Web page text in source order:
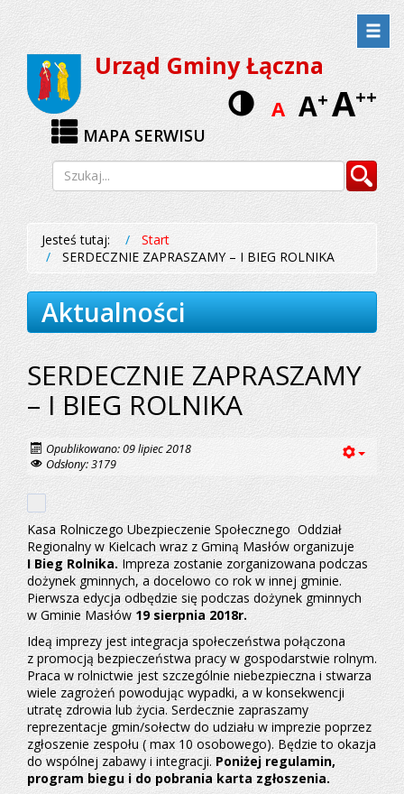
Przejdź
do
menu
Przejdź
do
treści
Urząd Gminy Łączna
A A+A++
Wersja
MAPA SERWISU
Wyszukiwarka Szukaj
Jesteś tutaj:
Start
SERDECZNIE ZAPRASZAMY – I BIEG ROLNIKA
Aktualności
SERDECZNIE ZAPRASZAMY
– I BIEG ROLNIKA
Opublikowano: 09 lipiec 2018
Odsłony: 3179
Kasa Rolniczego Ubezpieczenie Społecznego Oddział
Regionalny w Kielcach wraz z Gminą Masłów organizuje
I Bieg Rolnika. Impreza zostanie zorganizowana podczas
dożynek gminnych, a docelowo co rok w innej gminie.
Pierwsza edycja odbędzie się podczas dożynek gminnych
w Gminie Masłów 19 sierpnia 2018r.
Ideą imprezy jest integracja społeczeństwa połączona
z promocją bezpieczeństwa pracy w gospodarstwie rolnym.
Praca w rolnictwie jest szczególnie niebezpieczna i stwarza
wiele zagrożeń powodując wypadki, a w konsekwencji
utratę zdrowia lub życia. Serdecznie zapraszamy
reprezentacje gmin/sołectw do udziału w imprezie poprzez
zgłoszenie zespołu ( max 10 osobowego). Będzie to okazja
do wspólnej zabawy i integracji.Poniżej regulamin,
program biegu i do pobrania karta zgłoszenia.